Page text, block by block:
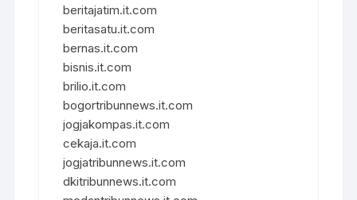
beritajatim.it.com
beritasatu.it.com
bernas.it.com
bisnis.it.com
brilio.it.com
bogortribunnews.it.com
jogjakompas.it.com
cekaja.it.com
jogjatribunnews.it.com
dkitribunnews.it.com